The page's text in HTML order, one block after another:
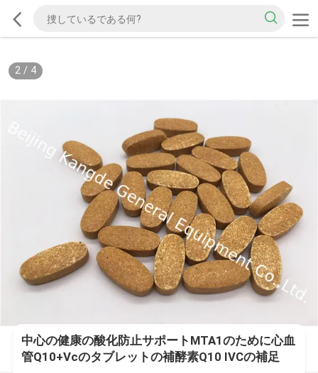
2/ 4
中心の健康の酸化防止サポートMTA1のために心血
管Q10+Vcのタブレットの補酵素Q10 IVCの補足